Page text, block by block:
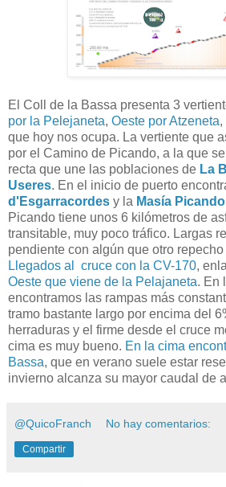
El Coll de la Bassa presenta 3
por la Pelejaneta, Oeste por Atzeneta,
que hoy nos ocupa. La vertiente que
por el Camino de Picando, a la que
recta que une las poblaciones de La
Useres. En el inicio de puerto
d'Esgarracordes y la Masía Picando
Picando tiene unos 6 kilómetros de
transitable, muy poco tráfico. Largas
pendiente con algún que otro
Llegados al cruce con la CV-170,
Oeste que viene de la Pelajaneta. En
encontramos las rampas más
tramo bastante largo por encima del
herraduras y el firme desde el cruce
cima es muy bueno. En la cima
Bassa, que en verano suele estar
invierno alcanza su mayor caudal de
@QuicoFranch No hay comentarios:
Compartir